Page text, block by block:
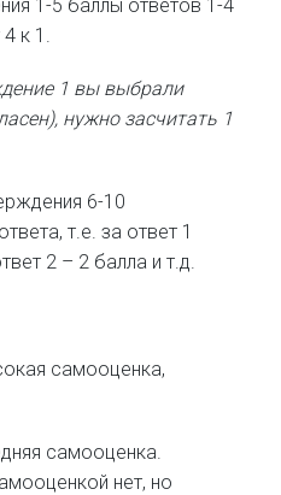
1-5 баллы ответов 1-4
к 1.
1 вы выбрали
нужно засчитать 1
6-10
т.е. за ответ 1
2 – 2 балла и т.д.
самооценка,
самооценка.
нет, но